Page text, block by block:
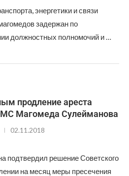
энергетики и связи
задержан по
должностных полномочий и …
продление ареста
Магомеда Сулейманова
02.11.2018
подтвердил решение Советского
на месяц меры пресечения